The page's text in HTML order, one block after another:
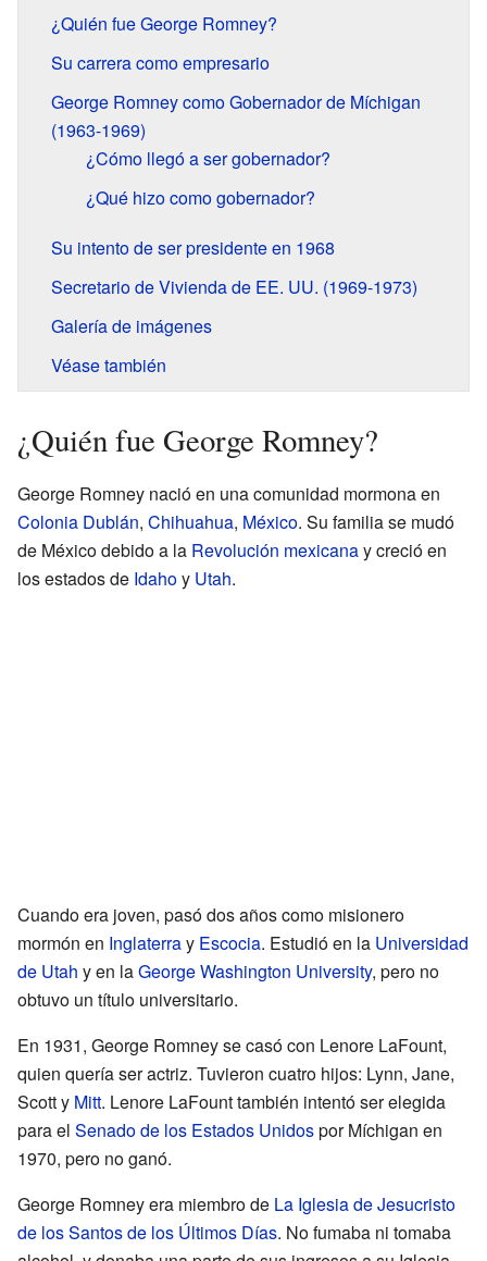
¿Quién fue George Romney?
Su carrera como empresario
George Romney como Gobernador de Míchigan
(1963-1969)
¿Cómo llegó a ser gobernador?
¿Qué hizo como gobernador?
Su intento de ser presidente en 1968
Secretario de Vivienda de EE. UU. (1969-1973)
Galería de imágenes
Véase también
¿Quién fue George Romney?
George Romney nació en una comunidad mormona en
Colonia Dublán, Chihuahua, México. Su familia se mudó
de México debido a la Revolución mexicanay creció en
los estados de Idahoy Utah.
Cuando era joven, pasó dos años como misionero
mormón en Inglaterray Escocia. Estudió en la Universidad
de Utah y en laGeorge Washington University, pero no
obtuvo un título universitario.
En 1931, George Romney se casó con Lenore LaFount,
quien quería ser actriz. Tuvieron cuatro hijos: Lynn, Jane,
Scott y Mitt. Lenore LaFount también intentó ser elegida
para el Senado de los Estados Unidospor Míchigan en
1970, pero no ganó.
George Romney era miembro de La Iglesia de Jesucristo
de los Santos de los Últimos Días. No fumaba ni tomaba